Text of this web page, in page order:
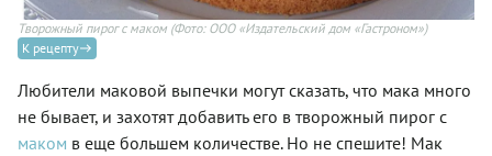
Творожный пирог с маком (Фото: ООО «Издательский дом «Гастроном»)
К рецепту
Любители маковой выпечки могут сказать, что мака много
не бывает, и захотят добавить его в творожный пирог с
маком в еще большем количестве. Но не спешите! Мак